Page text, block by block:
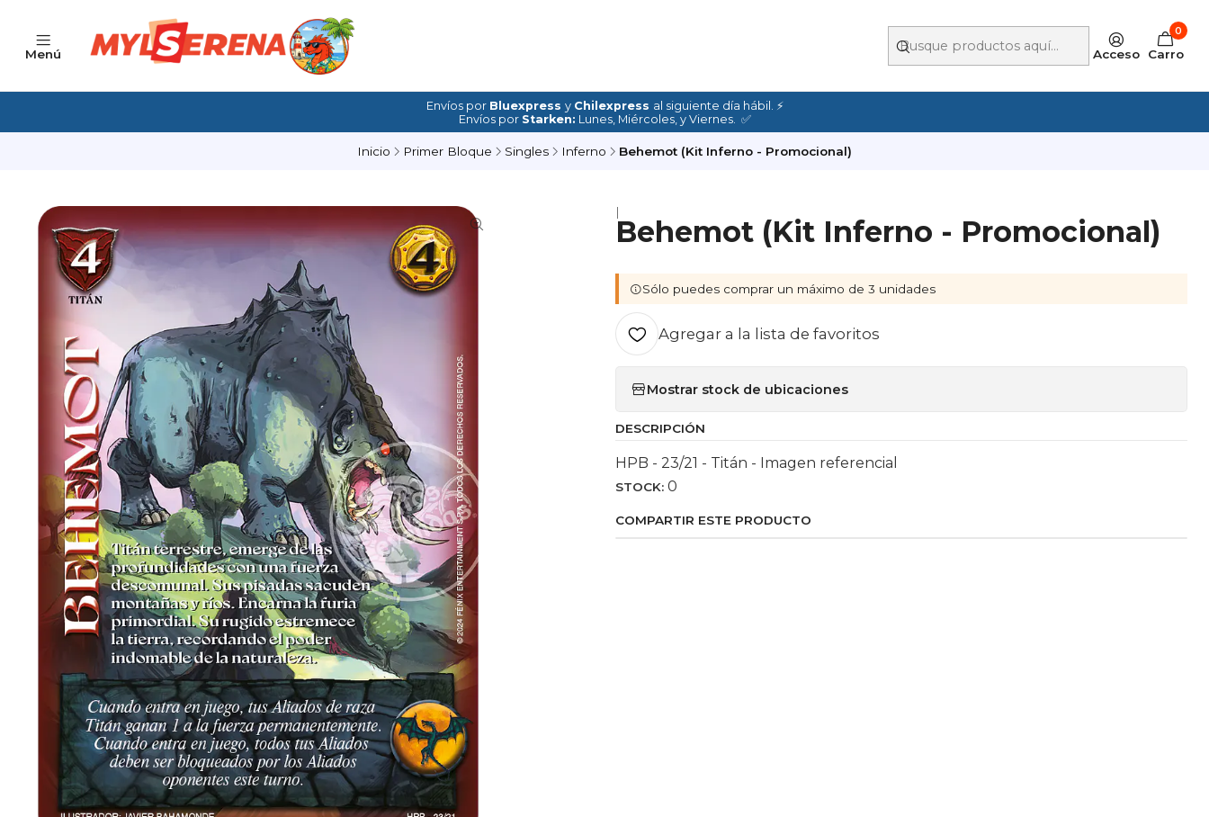
Menú Acceso
0
Carro
Envíos por Bluexpress y Chilexpress al siguiente día hábil. ⚡
Envíos por Starken: Lunes, Miércoles, y Viernes. ✅
Inicio Primer Bloque Singles Inferno Behemot (Kit Inferno - Promocional)
|
Behemot (Kit Inferno - Promocional)
Sólo puedes comprar un máximo de 3 unidades
Agregar a la lista de favoritos
Mostrar stock de ubicaciones
DESCRIPCIÓN
HPB - 23/21 - Titán - Imagen referencial
STOCK: 0
COMPARTIR ESTE PRODUCTO